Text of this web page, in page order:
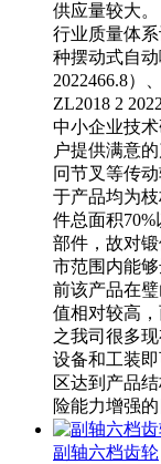
供应量较大
行业质量体
种摆动式自
2022466.8）
ZL2018 2
中小企业技
户提供满意
冋节叉等传
于产品均为
件总面积
部件，故对
市范围内能
前该产品在
值相对较高
之我司很多
设备和工装
区达到产品
险能力增强的
副轴六档齿轮